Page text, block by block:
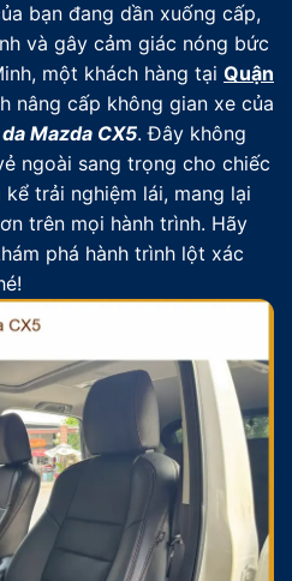
bạn đang dần xuống cấp,
và gây cảm giác nóng bức
một khách hàng tại Quận
nâng cấp không gian xe của
Mazda CX5. Đây không
ngoài sang trọng cho chiếc
trải nghiệm lái, mang lại
trên mọi hành trình. Hãy
phá hành trình lột xác